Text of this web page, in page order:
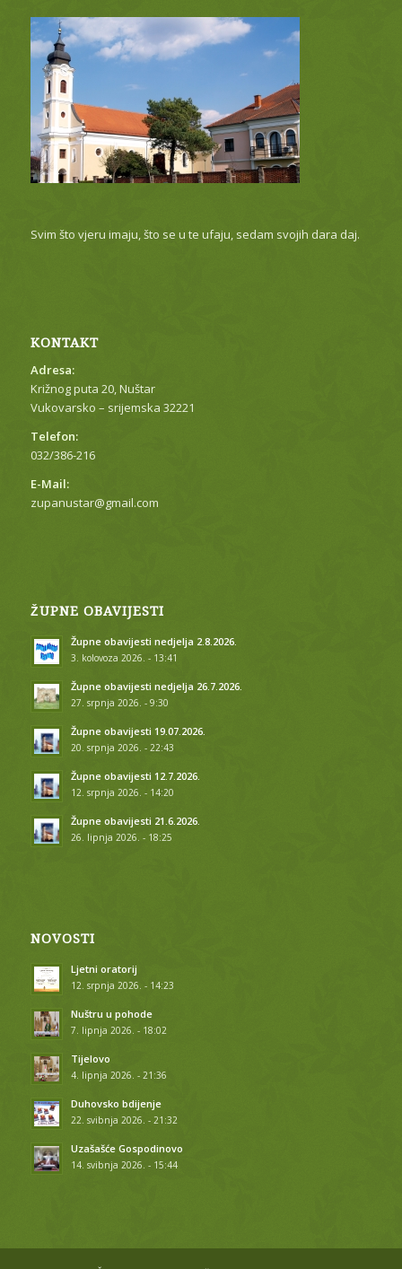
Svim što vjeru imaju, što se u te ufaju, sedam svojih dara daj.
KONTAKT
Adresa:
Križnog puta 20, Nuštar
Vukovarsko – srijemska 32221
Telefon:
032/386-216
E-Mail:
zupanustar@gmail.com
ŽUPNE OBAVIJESTI
Župne obavijesti nedjelja 2.8.2026.
3. kolovoza 2026. - 13:41
Župne obavijesti nedjelja 26.7.2026.
27. srpnja 2026. - 9:30
Župne obavijesti 19.07.2026.
20. srpnja 2026. - 22:43
Župne obavijesti 12.7.2026.
12. srpnja 2026. - 14:20
Župne obavijesti 21.6.2026.
26. lipnja 2026. - 18:25
NOVOSTI
Ljetni oratorij
12. srpnja 2026. - 14:23
Nuštru u pohode
7. lipnja 2026. - 18:02
Tijelovo
4. lipnja 2026. - 21:36
Duhovsko bdijenje
22. svibnja 2026. - 21:32
Uzašašće Gospodinovo
14. svibnja 2026. - 15:44